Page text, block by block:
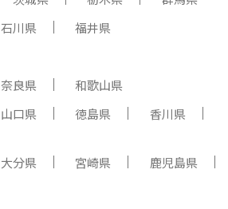
石川県
福井県
奈良県
和歌山県
山口県 徳島県 香川県
大分県 宮崎県 鹿児島県